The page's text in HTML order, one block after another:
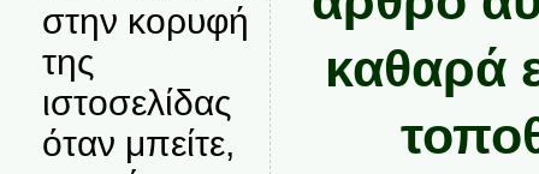
στην κορυφή
της
ιστοσελίδας
όταν μπείτε,
καθαρά